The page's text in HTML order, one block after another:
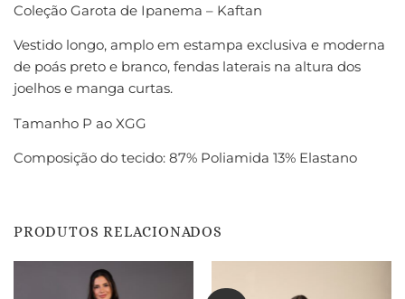
Coleção Garota de Ipanema – Kaftan
Vestido longo, amplo em estampa exclusiva e moderna
de poás preto e branco, fendas laterais na altura dos
joelhos e manga curtas.
Tamanho P ao XGG
Composição do tecido: 87% Poliamida 13% Elastano
PRODUTOS RELACIONADOS